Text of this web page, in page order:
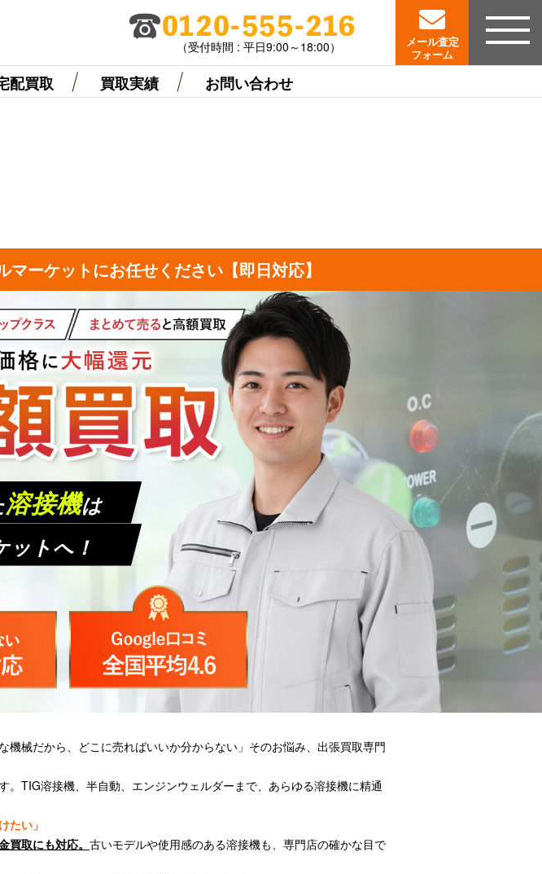
0120-555-216
（受付時間 : 平日9:00～18:00）
メール査定
フォーム
配買取 買取実績 お問い合わせ
ーケットにお任せください【即日対応】
溶接機は
ットへ！
械だから、どこに売ればいいか分からない」そのお悩み、出張買取専門
TIG溶接機、半自動、エンジンウェルダーまで、あらゆる溶接機に精通
たい」
取にも対応。 古いモデルや使用感のある溶接機も、専門店の確かな目で